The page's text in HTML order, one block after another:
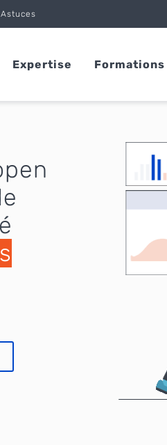
Expertise Formations